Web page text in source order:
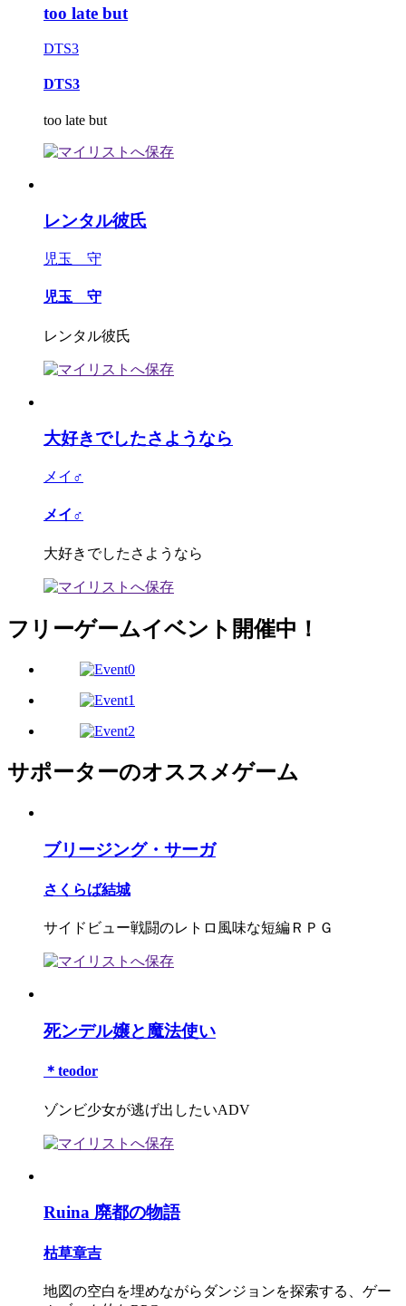
too late but
DTS3
DTS3
too late but
レンタル彼氏
児玉 守
児玉 守
レンタル彼氏
大好きでしたさようなら
メイ♂
メイ♂
大好きでしたさようなら
フリーゲームイベント開催中！
サポーターのオススメゲーム
ブリージング・サーガ
さくらば結城
サイドビュー戦闘のレトロ風味な短編ＲＰＧ
死ンデル嬢と魔法使い
＊teodor
ゾンビ少女が逃げ出したいADV
Ruina 廃都の物語
枯草章吉
地図の空白を埋めながらダンジョンを探索する、ゲー